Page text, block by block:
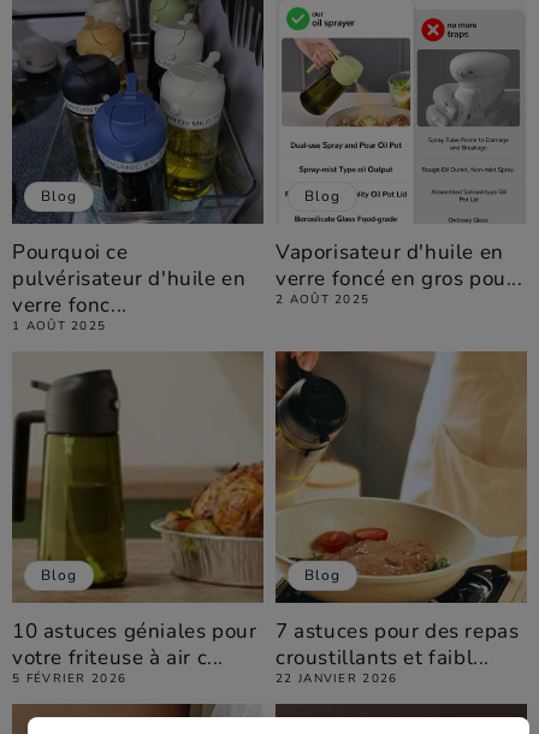
Blog
Pourquoi ce
pulvérisateur d'huile en
verre fonc...
1 AOÛT 2025
Blog
Vaporisateur d'huile en
verre foncé en gros pou...
2 AOÛT 2025
Blog
10 astuces géniales pour
votre friteuse à air c...
5 FÉVRIER 2026
Blog
7 astuces pour des repas
croustillants et faibl...
22 JANVIER 2026